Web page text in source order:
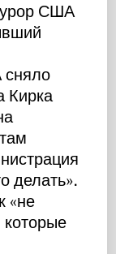
США
Кирка
делать».
«не